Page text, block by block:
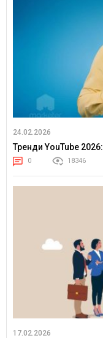
24.02.2026
Тренди YouTube
0 18346
17.02.2026